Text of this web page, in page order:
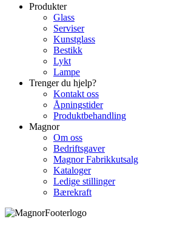
Produkter
Glass
Serviser
Kunstglass
Bestikk
Lykt
Lampe
Trenger du hjelp?
Kontakt oss
Åpningstider
Produktbehandling
Magnor
Om oss
Bedriftsgaver
Magnor Fabrikkutsalg
Kataloger
Ledige stillinger
Bærekraft